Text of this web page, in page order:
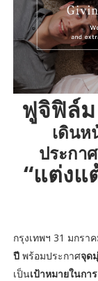
ฟูจิฟิล์ม
เดิน
ประกา
“แต่งแ
กรุงเทพฯ 31 มกรา
ปีพร้อมประกาศจุด
เป็นเป้าหมายในกา